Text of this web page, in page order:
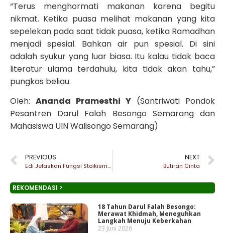
“Terus menghormati makanan karena begitu
nikmat. Ketika puasa melihat makanan yang kita
sepelekan pada saat tidak puasa, ketika Ramadhan
menjadi spesial. Bahkan air pun spesial. Di sini
adalah syukur yang luar biasa. Itu kalau tidak baca
literatur ulama terdahulu, kita tidak akan tahu,”
pungkas beliau.
Oleh: Ananda Pramesthi Y (Santriwati Pondok
Pesantren Darul Falah Besongo Semarang dan
Mahasiswa UIN Walisongo Semarang)
PREVIOUS
Edi Jelaskan Fungsi Stoikisme Sebagai Kontrol Diri
NEXT
Butiran Cinta
REKOMENDASI >
18 Tahun Darul Falah Besongo:
Merawat Khidmah, Meneguhkan
Langkah Menuju Keberkahan
23 Juni 2026